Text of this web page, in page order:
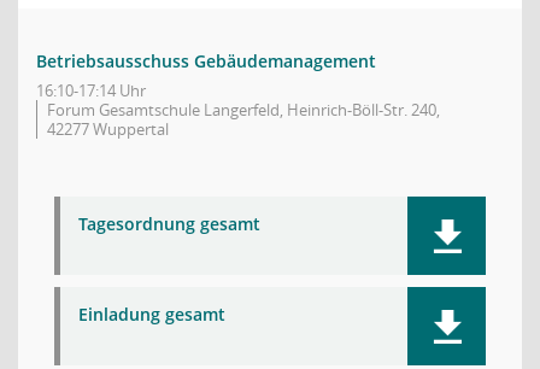
Betriebsausschuss Gebäudemanagement
16:10-17:14 Uhr
Forum Gesamtschule Langerfeld, Heinrich-Böll-Str. 240,
42277 Wuppertal
Tagesordnung gesamt
Einladung gesamt